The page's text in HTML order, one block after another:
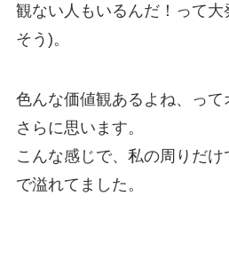
観ない人もいるんだ！って
そう)。
色んな価値観あるよね、って
さらに思います。
こんな感じで、私の周りだ
で溢れてました。